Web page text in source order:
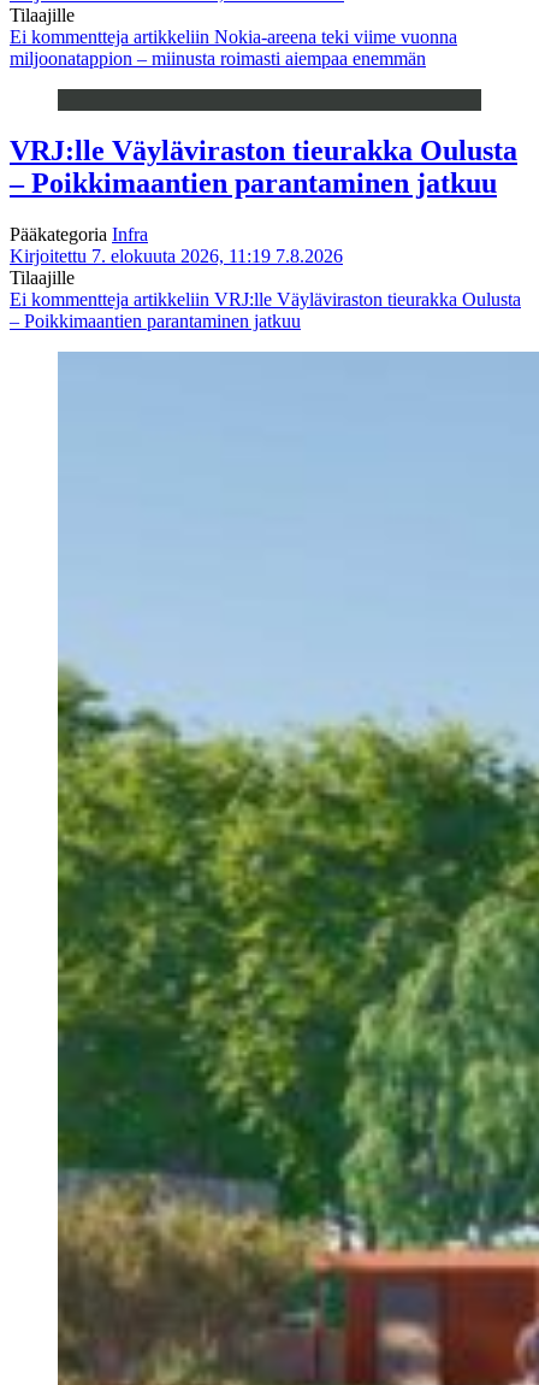
Tilaajille
Ei kommentteja artikkeliin Nokia-areena teki viime vuonna
miljoonatappion – miinusta roimasti aiempaa enemmän
VRJ:lle Väyläviraston tieurakka Oulusta
– Poikkimaantien parantaminen jatkuu
Pääkategoria Infra
Kirjoitettu 7. elokuuta 2026, 11:19 7.8.2026
Tilaajille
Ei kommentteja artikkeliin VRJ:lle Väyläviraston tieurakka Oulusta
– Poikkimaantien parantaminen jatkuu